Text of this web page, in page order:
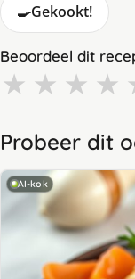
🍳Gekookt!
Beoordeel dit
★ ★ ★ ★
Probeer dit
AI-kok